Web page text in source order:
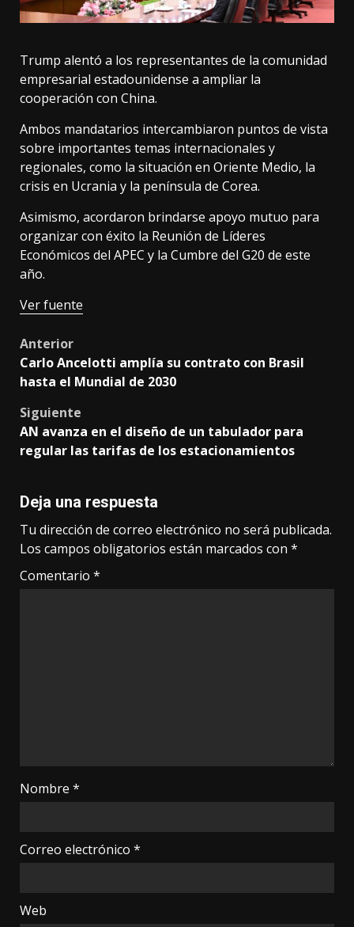
Trump alentó a los representantes de la comunidad
empresarial estadounidense a ampliar la
cooperación con China.
Ambos mandatarios intercambiaron puntos de vista
sobre importantes temas internacionales y
regionales, como la situación en Oriente Medio, la
crisis en Ucrania y la península de Corea.
Asimismo, acordaron brindarse apoyo mutuo para
organizar con éxito la Reunión de Líderes
Económicos del APEC y la Cumbre del G20 de este
año.
Ver fuente
Post
navigation
Anterior
Carlo Ancelotti amplía su contrato con Brasil
hasta el Mundial de 2030
Siguiente
AN avanza en el diseño de un tabulador para
regular las tarifas de los estacionamientos
Deja una respuesta
Tu dirección de correo electrónico no será publicada.
Los campos obligatorios están marcados con *
Comentario *
Nombre *
Correo electrónico *
Web